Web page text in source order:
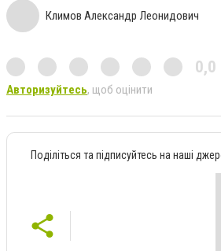
Климов Александр Леонидович
0,0
Авторизуйтесь, щоб оцінити
Поділіться та підписуйтесь на наші